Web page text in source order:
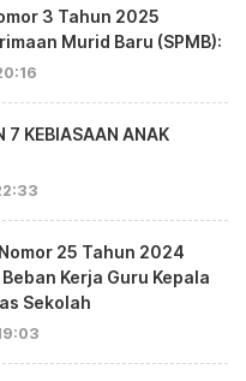
3 Tahun 2025
Murid Baru (SPMB):
7 KEBIASAAN ANAK
25 Tahun 2024
Kerja Guru Kepala
Sekolah